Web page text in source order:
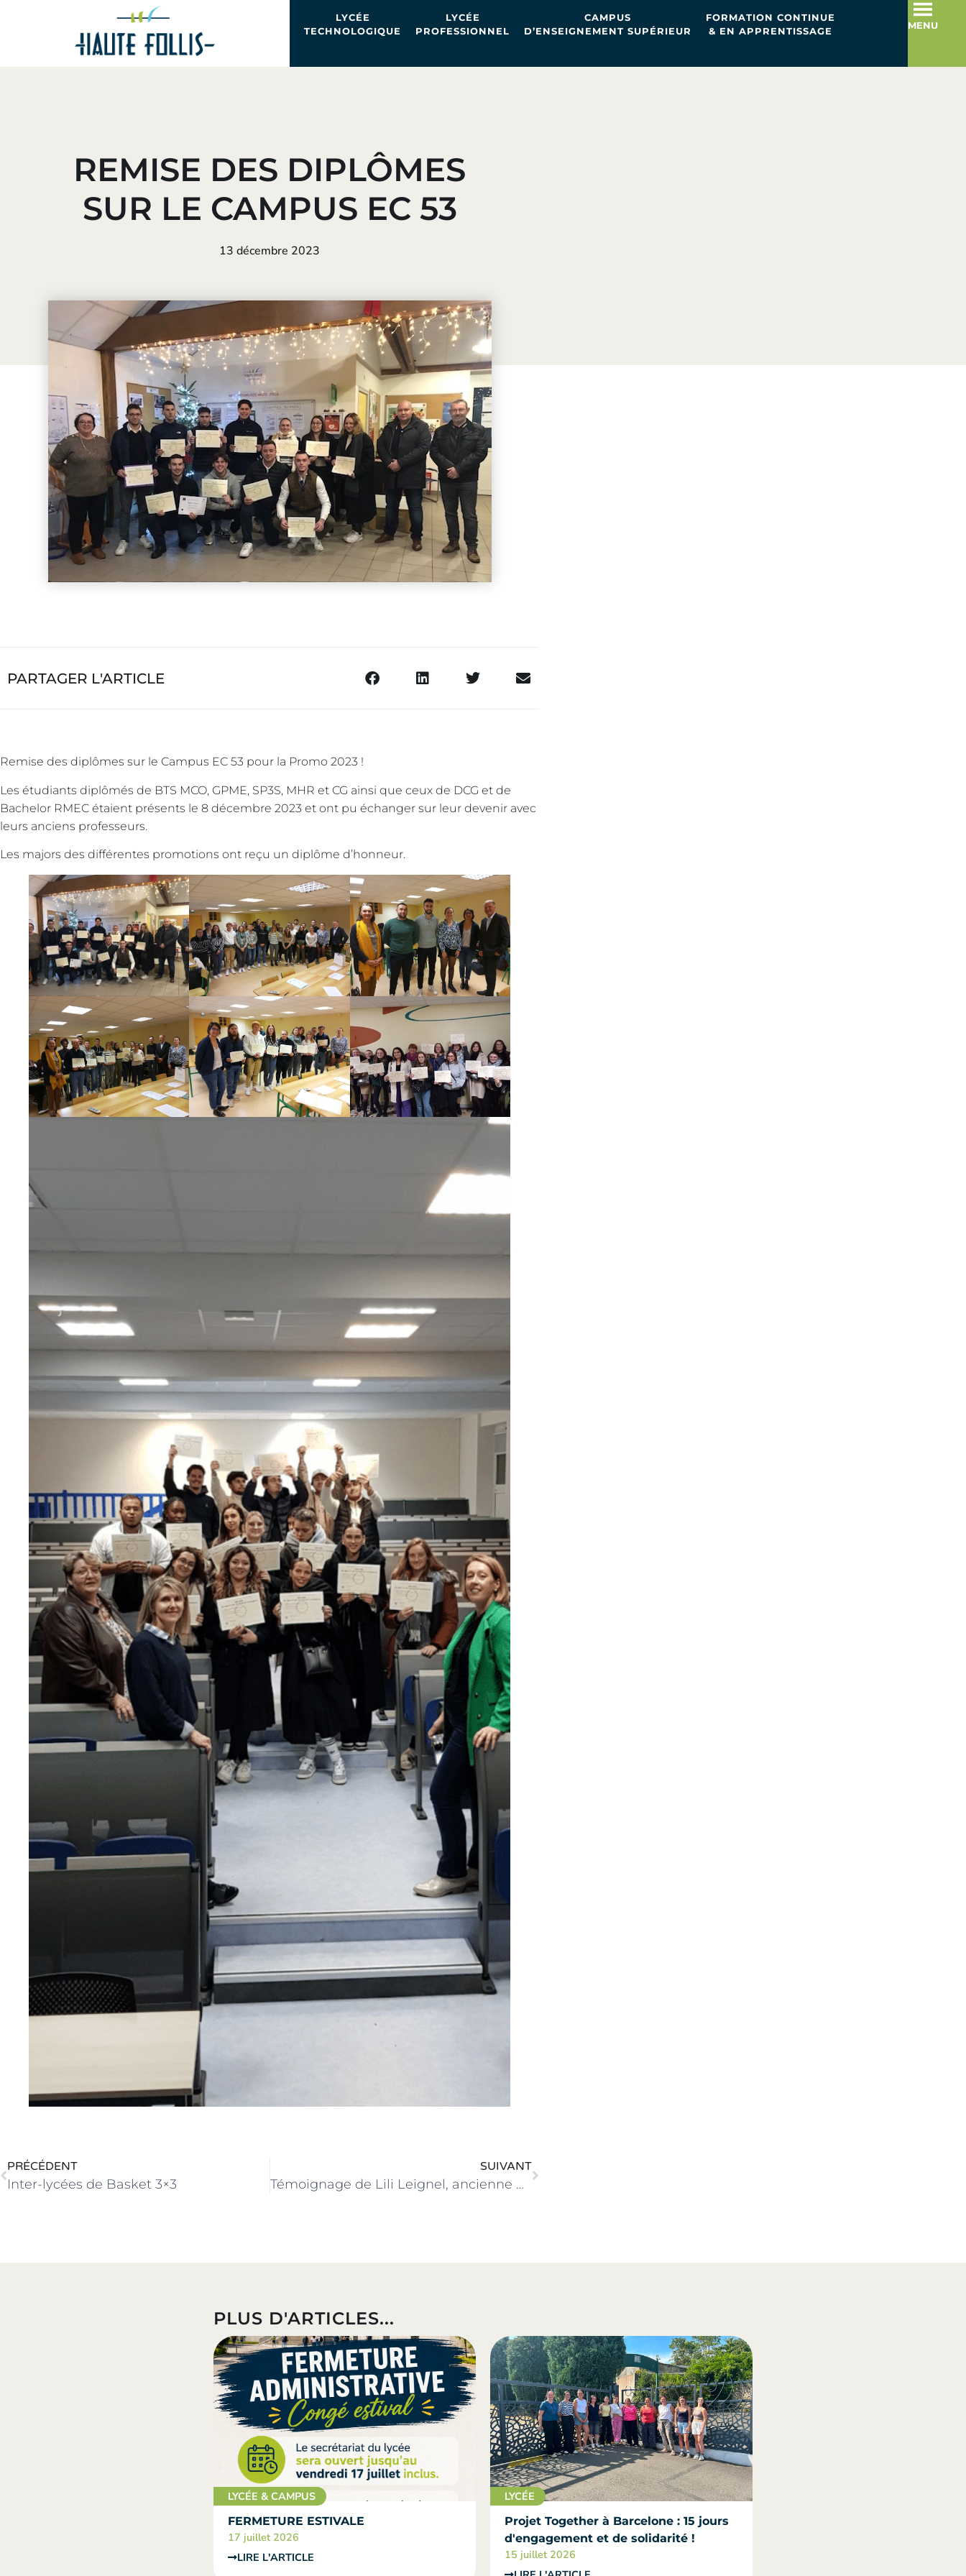
LYCÉE
TECHNOLOGIQUE
LYCÉE
PROFESSIONNEL
CAMPUS
D’ENSEIGNEMENT SUPÉRIEUR
FORMATION CONTINUE
& EN APPRENTISSAGE
MENU
REMISE DES DIPLÔMES
SUR LE CAMPUS EC 53
13 décembre 2023
PARTAGER L'ARTICLE
Remise des diplômes sur le Campus EC 53 pour la Promo 2023 !
Les étudiants diplômés de BTS MCO, GPME, SP3S, MHR et CG ainsi que ceux de DCG et de
Bachelor RMEC étaient présents le 8 décembre 2023 et ont pu échanger sur leur devenir avec
leurs anciens professeurs.
Les majors des différentes promotions ont reçu un diplôme d’honneur.
PRÉCÉDENT
Inter-lycées de Basket 3×3
SUIVANT
Témoignage de Lili Leignel, ancienne déportée
PLUS D'ARTICLES...
LYCÉE & CAMPUS
FERMETURE ESTIVALE
17 juillet 2026
LIRE L'ARTICLE
LYCÉE
Projet Together à Barcelone : 15 jours
d'engagement et de solidarité !
15 juillet 2026